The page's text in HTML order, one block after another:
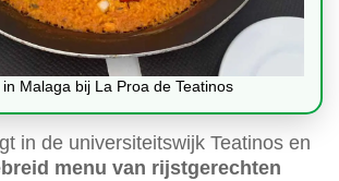
in Malaga bij La Proa de Teatinos
in de universiteitswijk Teatinos en
menu van rijstgerechten